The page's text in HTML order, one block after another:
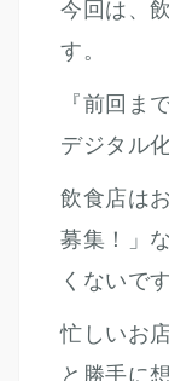
今回は、
す。
『前回ま
デジタル
飲食店は
募集！」
くないで
忙しいお
と勝手に